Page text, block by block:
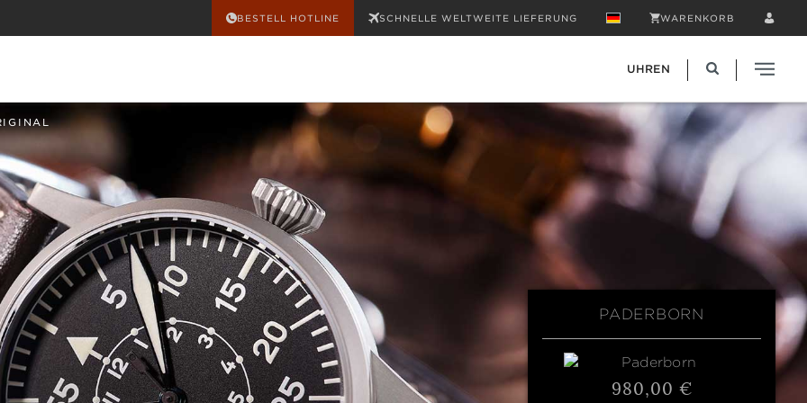
BESTELL HOTLINE SCHNELLE WELTWEITE LIEFERUNG WARENKORB
UHREN
PADERBORN
980,00 €